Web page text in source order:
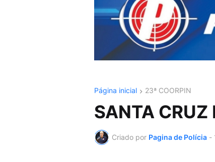
Página inicial 23ª COORPIN
SANTA
Criado por Pagina de Polícia -